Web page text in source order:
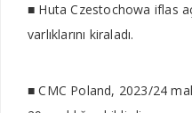
■ Huta Czestochowa iflas
varlıklarını kiraladı.
■ CMC Poland, 2023/24